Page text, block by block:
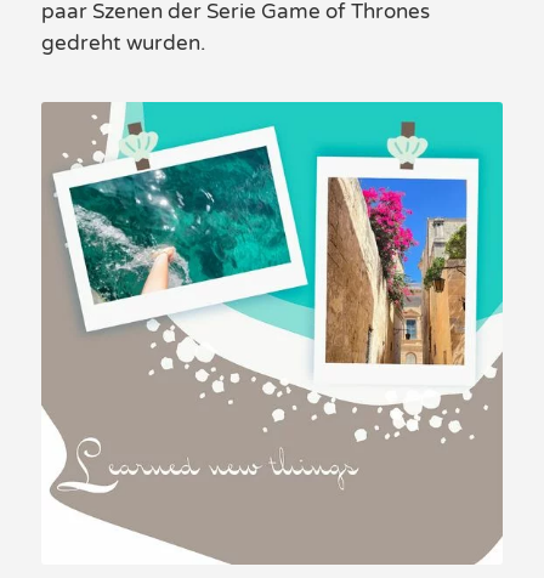
paar Szenen der Serie Game of Thrones
gedreht wurden.